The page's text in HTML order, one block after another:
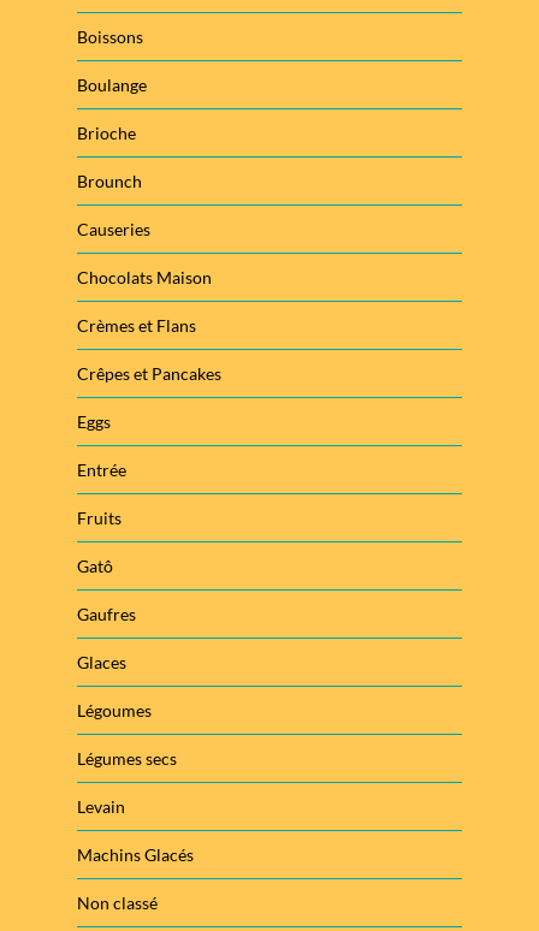
Boissons
Boulange
Brioche
Brounch
Causeries
Chocolats Maison
Crèmes et Flans
Crêpes et Pancakes
Eggs
Entrée
Fruits
Gatô
Gaufres
Glaces
Légoumes
Légumes secs
Levain
Machins Glacés
Non classé